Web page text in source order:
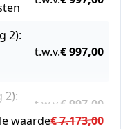
2):
t.w.v.€ 997,00
2):
t.w.v.€ 997,00
waarde€ 7.173,00